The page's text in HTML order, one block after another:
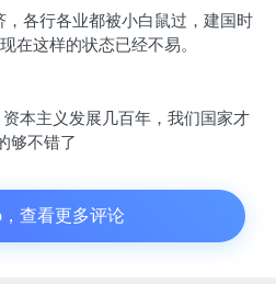
年收入比重、人均年卫生支
据来看，1998-2008年间，
均有较大幅度的上升，在某
医疗费用的急剧增长（见表
近年来综合医院人均门诊和
，各行各业都被小白鼠过，建国时
在这样的状态已经不易。
资本主义发展几百年，我们国家才
够不错了
查看更多评论